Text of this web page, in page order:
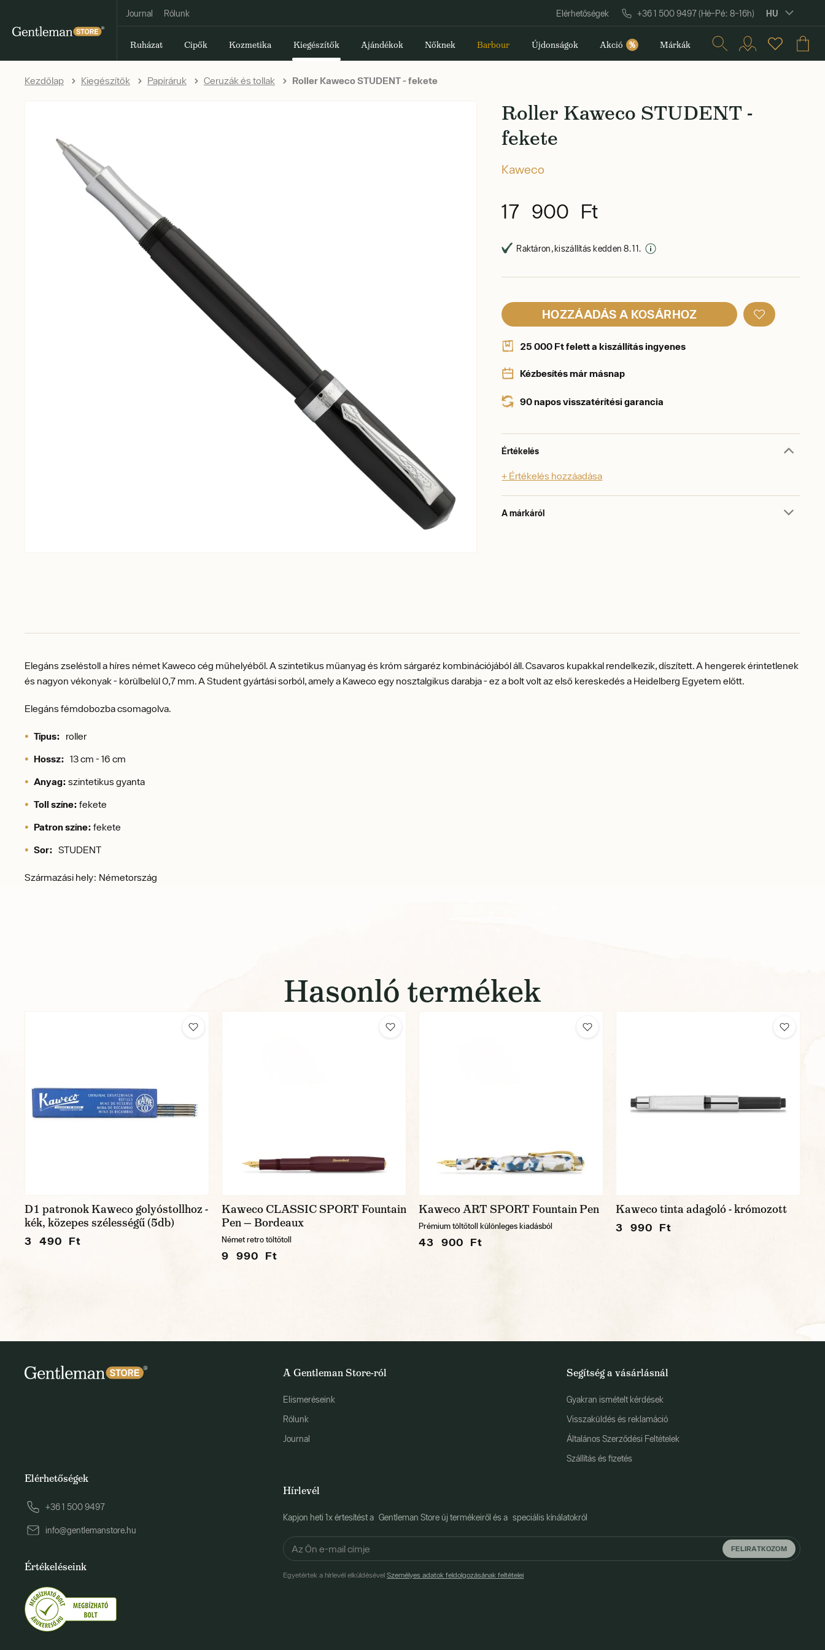
Journal Rólunk Elérhetőségek +36 1 500 9497 (Hé–Pé: 8–16h) HU
Ruházat Cipők Kozmetika Kiegészítők Ajándékok Nőknek Barbour Újdonságok Akció % Márkák
Kezdőlap Kiegészítők Papíráruk Ceruzák és tollak Roller Kaweco STUDENT - fekete
Roller Kaweco STUDENT -
fekete
Kaweco
17 900 Ft
Raktáron, kiszállítás kedden 8. 11.
HOZZÁADÁS A KOSÁRHOZ
25 000 Ft felett a kiszállítás ingyenes
Kézbesítés már másnap
90 napos visszatérítési garancia
Értékelés
+ Értékelés hozzáadása
A márkáról
Elegáns zseléstolla híres német Kaweco cég műhelyéből.A szintetikus műanyag és króm sárgaréz kombinációjából áll.Csavaros kupakkal rendelkezik, díszített.A hengerek érintetlenek
és nagyon vékonyak - körülbelül 0,7 mm.A Student gyártási sorból, amely a Kaweco egy nosztalgikus darabja - ez a bolt volt az első kereskedés a Heidelberg Egyetem előtt.
Elegáns fémdobozba csomagolva.
Típus: roller
Hossz: 13 cm - 16 cm
Anyag: szintetikus gyanta
Toll színe: fekete
Patron színe: fekete
Sor: STUDENT
Származási hely: Németország
Hasonló termékek
D1 patronok Kaweco golyóstollhoz -
kék, közepes szélességű (5db)
3 490 Ft
Kaweco CLASSIC SPORT Fountain
Pen — Bordeaux
Német retro töltőtoll
9 990 Ft
Kaweco ART SPORT Fountain Pen
Prémium töltőtoll különleges kiadásból
43 900 Ft
Kaweco tinta adagoló - krómozott
3 990 Ft
A Gentleman Store-ról
Elismeréseink
Rólunk
Journal
Segítség a vásárlásnál
Gyakran ismételt kérdések
Visszaküldés és reklamáció
Általános Szerződési Feltételek
Szállítás és fizetés
Hírlevél
Kapjon heti 1x értesítést a Gentleman Store új termékeiről és a speciális kínálatokról
FELIRATKOZOM
Egyetértek a hírlevél elküldésévelSzemélyes adatok feldolgozásának feltételei
Elérhetőségek
+36 1 500 9497
info@gentlemanstore.hu
Értékeléseink